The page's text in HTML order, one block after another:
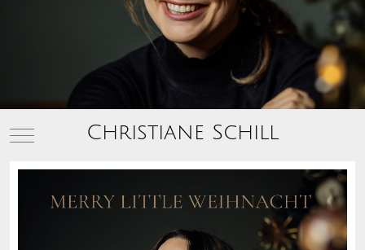
Mobile Menu ToggleChristiane Schill